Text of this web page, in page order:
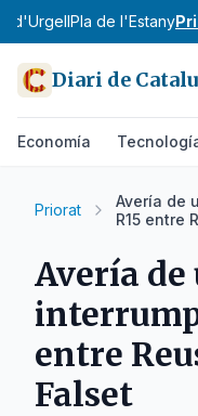
d'UrgellPla de l'Estany
Diari de
Economía
Priorat
Avería de
R15 entre
Avería de
entre
Falset